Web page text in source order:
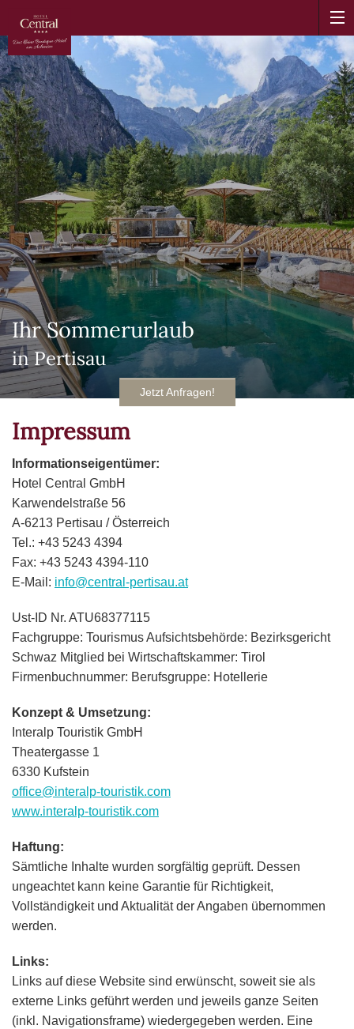
Ihr Sommerurlaub
in Pertisau
Jetzt Anfragen!
Impressum
Informationseigentümer:
Hotel Central GmbH
Karwendelstraße 56
A-6213 Pertisau / Österreich
Tel.: +43 5243 4394
Fax: +43 5243 4394-110
E-Mail: info@central-pertisau.at
Ust-ID Nr. ATU68377115
Fachgruppe: Tourismus Aufsichtsbehörde: Bezirksgericht
Schwaz Mitglied bei Wirtschaftskammer: Tirol
Firmenbuchnummer: Berufsgruppe: Hotellerie
Konzept & Umsetzung:
Interalp Touristik GmbH
Theatergasse 1
6330 Kufstein
office@interalp-touristik.com
www.interalp-touristik.com
Haftung:
Sämtliche Inhalte wurden sorgfältig geprüft. Dessen
ungeachtet kann keine Garantie für Richtigkeit,
Vollständigkeit und Aktualität der Angaben übernommen
werden.
Links:
Links auf diese Website sind erwünscht, soweit sie als
externe Links geführt werden und jeweils ganze Seiten
(inkl. Navigationsframe) wiedergegeben werden. Eine